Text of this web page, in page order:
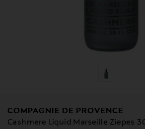
COMPAGNIE DE PROVENCE
Cashmere Liquid Marseille Ziepes